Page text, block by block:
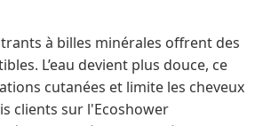
à billes minérales offrent des
L’eau devient plus douce, ce
cutanées et limite les cheveux
clients sur l'Ecoshower